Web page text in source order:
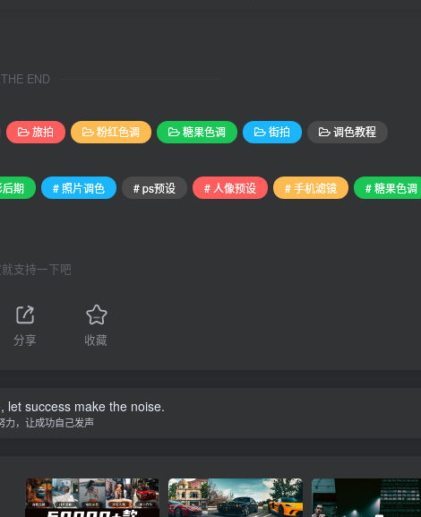
THE END
旅拍 粉红色调 糖果色调 街拍
调色教程
后期 # 照片调色 # ps预设 # 人像预设 # 手机滤镜
# 糖果色调
支持一下吧
分享 收藏
let success make the noise.
力，让成功自己发声